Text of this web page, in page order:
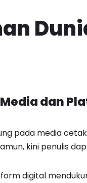
dan
pada media
kini penulis
digital